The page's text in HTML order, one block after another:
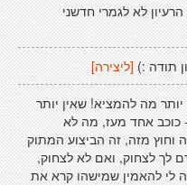
לא לגמרי חדשני
תודה :) [ליצירה]
מה להמציא! שאין יותר
כוכב אחד מעז, מה לא
מזה, זה הביצוע המתוק
לך לצחוק, ואם לא לצחוק,
לי להאמין שמישהו קרא את